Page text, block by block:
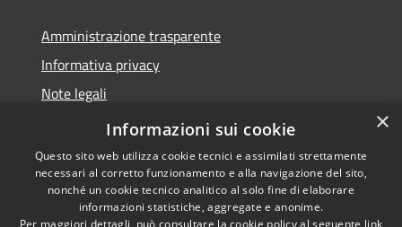
Amministrazione trasparente
Informativa privacy
Note legali
Dichiarazione di accessibilità
Copyright © 2026 • Comune di
×
Informazioni sui cookie
Questo sito web utilizza cookie tecnici e assimilati strettamente
necessari al corretto funzionamento e alla navigazione del sito,
nonché un cookie tecnico analitico al solo fine di elaborare
informazioni statistiche, aggregate e anonime.
Per maggiori dettagli, può consultare la cookie policy al seguente link